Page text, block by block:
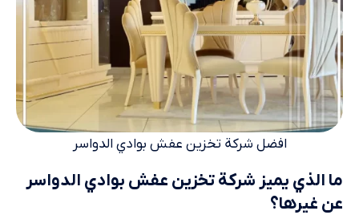
افضل شركة تخزين عفش بوادي الدواسر
ما الذي يميز شركة تخزين عفش بوادي الدواسر
عن غيرها؟